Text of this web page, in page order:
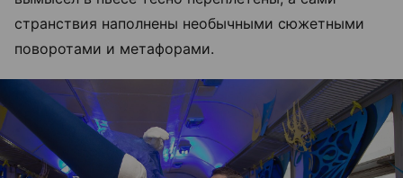
странствия наполнены необычными сюжетными
поворотами и метафорами.